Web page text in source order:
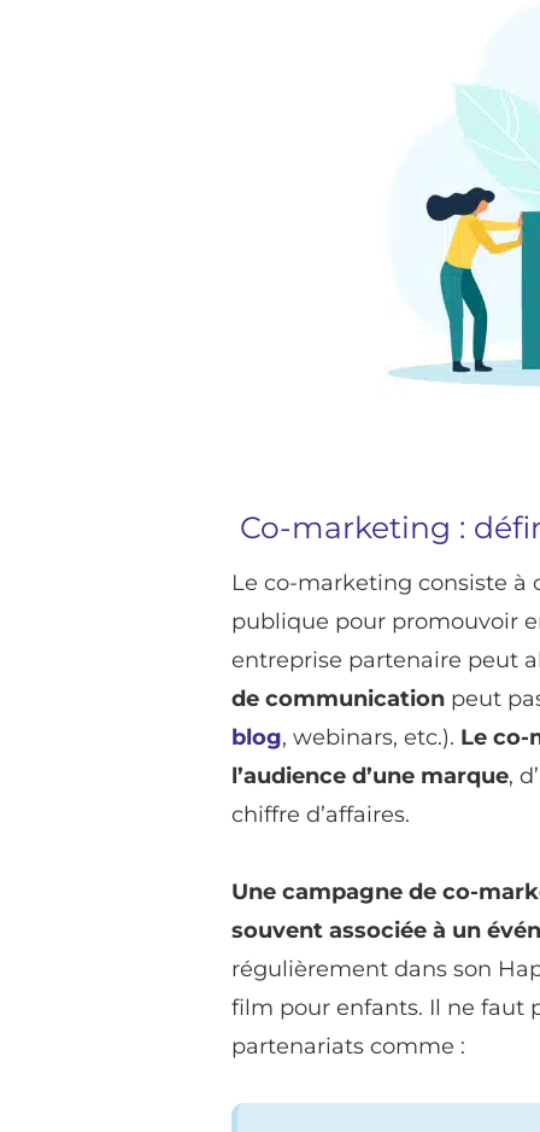
Co-marketing :
Le co-marketing consiste à
publique pour promouvoir
entreprise partenaire peut
de communication peut
blog, webinars, etc.). Le co-
l’audience d’une marque,
chiffre d’affaires.
Une campagne de co-
souvent associée à un
régulièrement dans son
film pour enfants. Il ne faut
partenariats comme :